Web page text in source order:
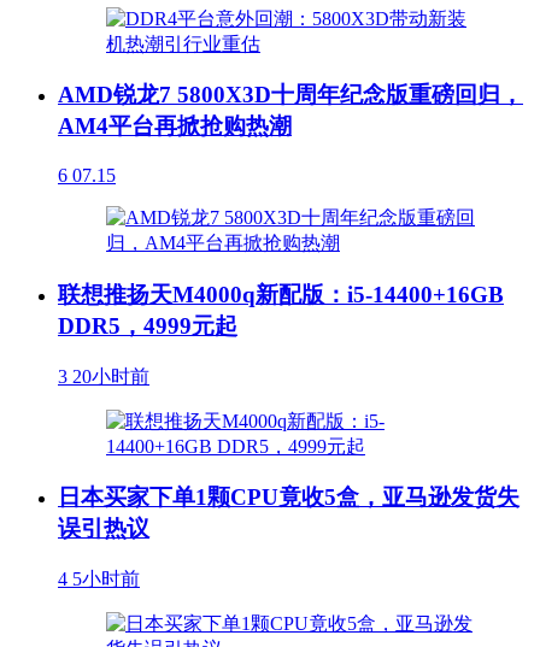
AMD锐龙7 5800X3D十周年纪念版重磅回归，
AM4平台再掀抢购热潮
6 07.15
联想推扬天M4000q新配版：i5-14400+16GB
DDR5，4999元起
3 20小时前
日本买家下单1颗CPU竟收5盒，亚马逊发货失
误引热议
4 5小时前